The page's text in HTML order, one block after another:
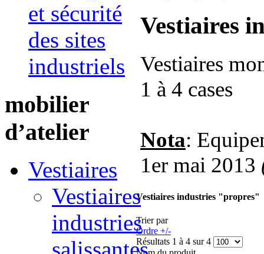
Vestiaires
Vestiaires
1 à 4 cases
Nota:
1er mai 2013
Vestiaires industries "propres"
Trier par
Ordre +/-
Résultats 1 à 4 sur 4
et sécurité
des sites
industriels
mobilier
d’atelier
Vestiaires
Vestiaires
industries